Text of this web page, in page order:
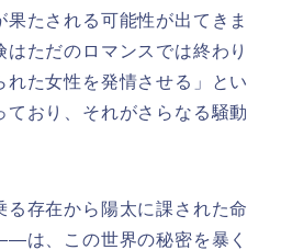
たされる可能性が出てきま
ただのロマンスでは終わり
れた女性を発情させる」とい
ており、それがさらなる騒動
る存在から陽太に課された命
、この世界の秘密を暴く